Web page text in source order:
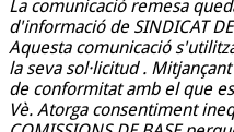
La comunicació remesa
d'informació de SINDICAT DE
Aquesta comunicació
la seva sol·licitud .
de conformitat amb el que
Vè. Atorga consentiment